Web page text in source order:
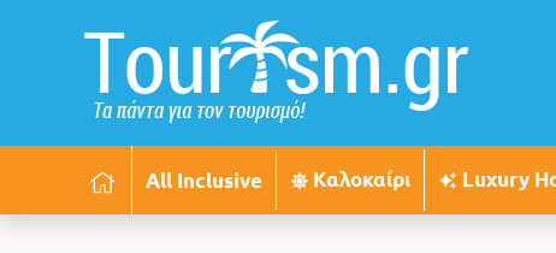
All Inclusive Καλοκαίρι Luxury